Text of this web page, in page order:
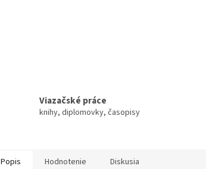
Viazačské práce
knihy, diplomovky, časopisy
Popis Hodnotenie Diskusia